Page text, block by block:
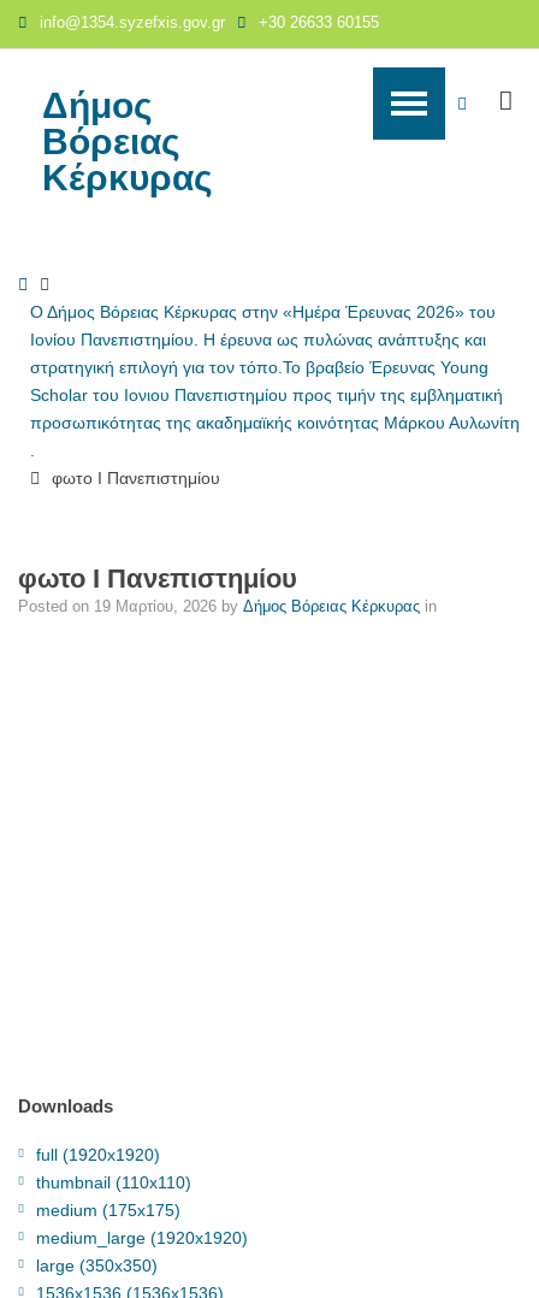
Δήμος
Βόρειας
Κέρκυρας
info@1354.syzefxis.gov.gr +30 26633 60155
Δήμος
Βόρειας
Κέρκυρας
Home
Ο Δήμος Βόρειας Κέρκυρας στην «Ημέρα Έρευνας 2026» του
Ιονίου Πανεπιστημίου. Η έρευνα ως πυλώνας ανάπτυξης και
στρατηγική επιλογή για τον τόπο.Το βραβείο Έρευνας Young
Scholar του Ιονιου Πανεπιστημίου προς τιμήν της εμβληματική
προσωπικότητας της ακαδημαϊκής κοινότητας Μάρκου Αυλωνίτη
φωτο Ι Πανεπιστημίου
φωτο Ι Πανεπιστημίου
Posted on 19 Μαρτίου, 2026 by Δήμος Βόρειας Κέρκυρας in
Downloads
full (1920x1920)
thumbnail (110x110)
medium (175x175)
medium_large (1920x1920)
large (350x350)
1536x1536 (1536x1536)